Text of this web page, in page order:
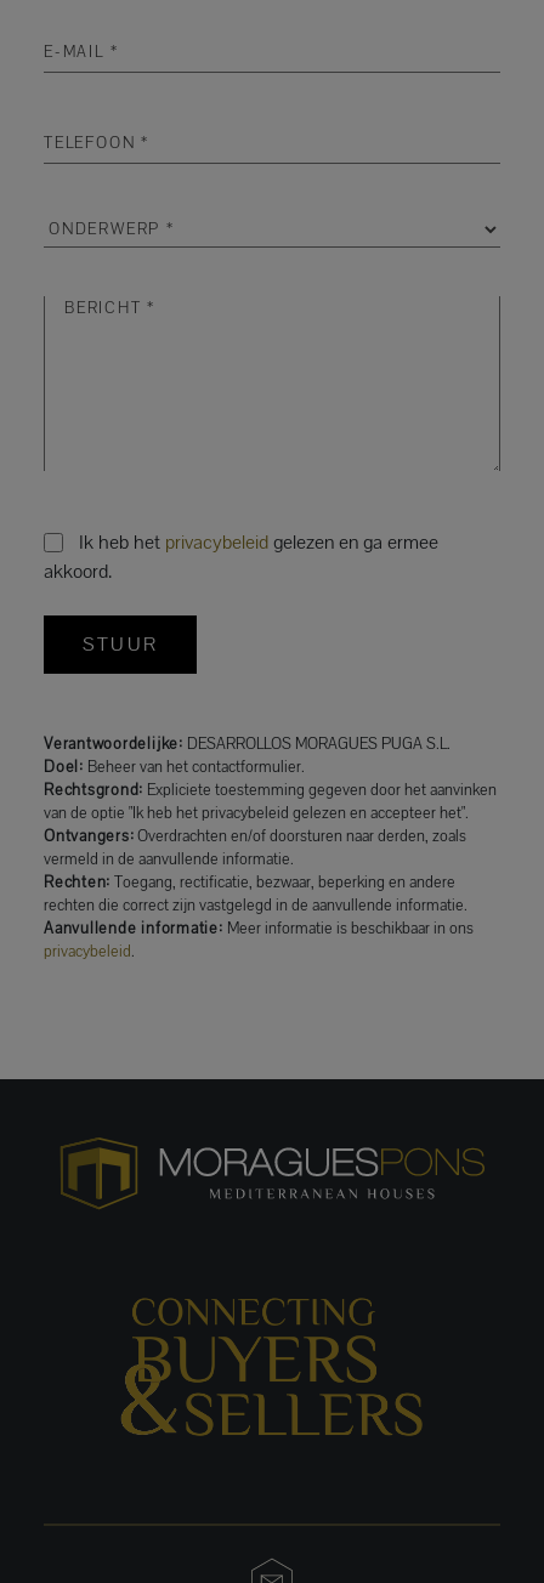
Ik heb het privacybeleidgelezen en ga ermee
akkoord.
STUUR
Verantwoordelijke: DESARROLLOS MORAGUES PUGA S.L.
Doel: Beheer van het contactformulier.
Rechtsgrond: Expliciete toestemming gegeven door het aanvinken
van de optie "Ik heb het privacybeleid gelezen en accepteer het".
Ontvangers:Overdrachten en/of doorsturen naar derden, zoals
vermeld in de aanvullende informatie.
Rechten: Toegang, rectificatie, bezwaar, beperking en andere
rechten die correct zijn vastgelegd in de aanvullende informatie.
Aanvullende informatie: Meer informatie is beschikbaar in ons
privacybeleid.